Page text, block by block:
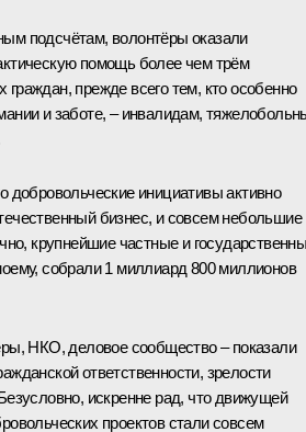
подсчётам, волонтёры оказали
помощь более чем трём
прежде всего тем, кто особенно
и заботе, – инвалидам,
добровольческие инициативы активно
бизнес, и совсем небольшие
крупнейшие частные и
собрали 1 миллиард 800 миллионов
НКО, деловое сообщество – показали
ответственности, зрелости
искренне рад, что движущей
проектов стали совсем